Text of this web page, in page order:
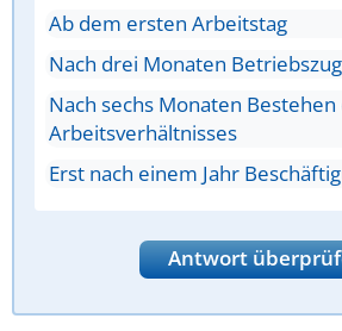
Ab dem ersten Arbeitstag
Nach drei Monaten
Nach sechs Monaten Bestehen
Arbeitsverhältnisses
Erst nach einem Jahr
Antwort